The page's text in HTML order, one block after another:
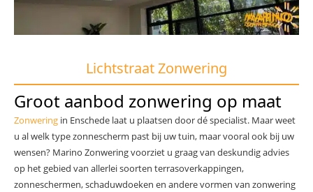
Lichtstraat Zonwering
Groot aanbod zonwering op maat
Zonwering in Enschede laat u plaatsen door dé specialist. Maar weet
u al welk type zonnescherm past bij uw tuin, maar vooral ook bij uw
wensen? Marino Zonwering voorziet u graag van deskundig advies
op het gebied van allerlei soorten terrasoverkappingen,
zonneschermen, schaduwdoeken en andere vormen van zonwering